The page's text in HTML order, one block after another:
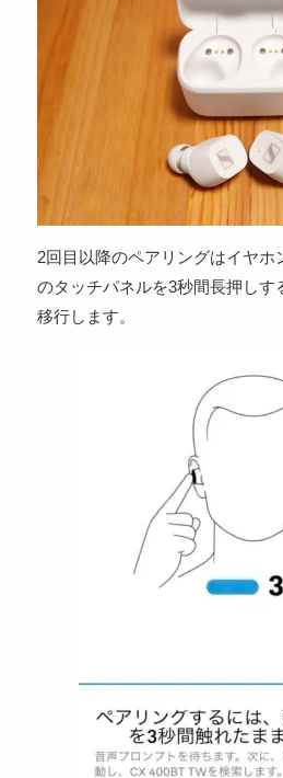
2回目以降のペアリングはイヤ
のタッチパネルを3秒間長押しす
移行します。